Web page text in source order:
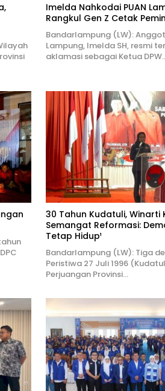
Imelda Nahkodai PUAN
Rangkul Gen Z Cetak
Bandarlampung (LW):
Lampung, Imelda SH, resmi
aklamasi sebagai Ketua
30 Tahun Kudatuli, Winarti
Semangat Reformasi:
Tetap Hidup¹
Bandarlampung (LW): Tiga
Peristiwa 27 Juli 1996
Perjuangan Provinsi…